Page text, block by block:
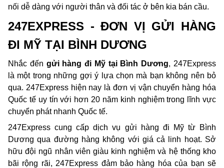
nối dễ dàng với người thân và đối tác ở bên kia bán cầu.
247EXPRESS - ĐƠN VỊ GỬI HÀNG
ĐI MỸ TẠI BÌNH DƯƠNG
Nhắc đến gửi hàng đi Mỹ tại Bình Dương, 247Express
là một trong những gợi ý lựa chọn mà bạn không nên bỏ
qua. 247Express hiện nay là đơn vị vận chuyển hàng hóa
Quốc tế uy tín với hơn 20 năm kinh nghiệm trong lĩnh vực
chuyển phát nhanh Quốc tế.
247Express cung cấp dịch vụ gửi hàng đi Mỹ từ Bình
Dương qua đường hàng không với giá cả linh hoạt. Sở
hữu đội ngũ nhân viên giàu kinh nghiệm và hệ thống kho
bãi rộng rãi, 247Express đảm bảo hàng hóa của bạn sẽ